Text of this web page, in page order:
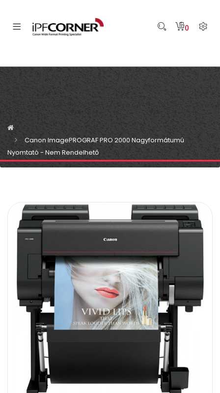
0
Canon ImagePROGRAF PRO 2000 Nagyformátumú
Nyomtató - Nem Rendelhető